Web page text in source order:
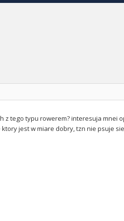
z tego typu rowerem? interesuja mnei
jest w miare dobry, tzn nie psuje